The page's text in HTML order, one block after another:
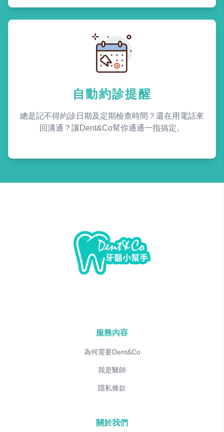
自動約診提醒
總是記不得約診日期及定期檢查時間？還在用電話來
回溝通？讓Dent&Co幫你通通一指搞定。
服務內容
為何需要Dent&Co
我是醫師
隱私條款
關於我們